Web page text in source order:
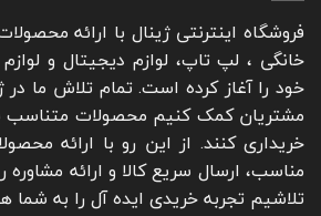
فروشگاه اینترنتی ژینال با ارائه
خانگی ، لپ تاپ، لوازم دیجیتال و
خود را آغاز کرده است. تمام تلاش ما
مشتریان کمک کنیم محصولات متناسب
خریداری کنند. از این رو با ارائه
مناسب، ارسال سریع کالا و ارائه مشاوره
تلاشیم تجربه خریدی ایده آل را به شما